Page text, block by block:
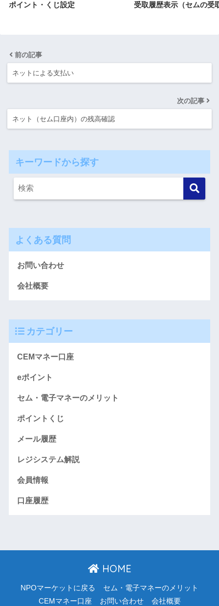
ポイント・くじ設定 受取履歴表示（セムの受
前の記事
ネットによる支払い
次の記事
ネット（セム口座内）の残高確認
キーワードから探す
よくある質問
お問い合わせ
会社概要
カテゴリー
CEMマネー口座
eポイント
セム・電子マネーのメリット
ポイントくじ
メール履歴
レジシステム解説
会員情報
口座履歴
HOME
NPOマーケットに戻る
セム・電子マネーのメリット
CEMマネー口座
お問い合わせ 会社概要